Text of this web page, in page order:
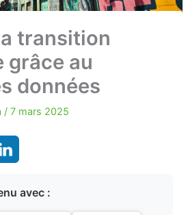
transition
grâce au
données
/7 mars 2025
avec :